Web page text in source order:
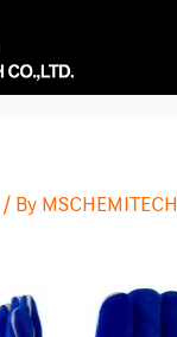
/ ByMSCHEMITECH